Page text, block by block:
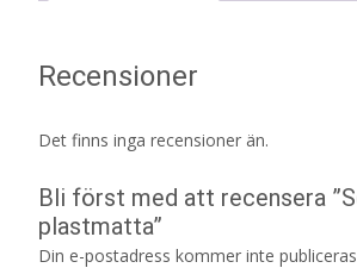
Recensioner
Det finns inga recensioner än.
Bli först med att recensera
plastmatta”
Din e-postadress kommer inte